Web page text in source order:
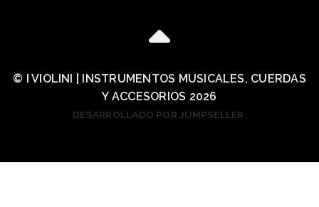
© I VIOLINI | INSTRUMENTOS MUSICALES, CUERDAS
Y ACCESORIOS 2026
DESARROLLADO POR JUMPSELLER